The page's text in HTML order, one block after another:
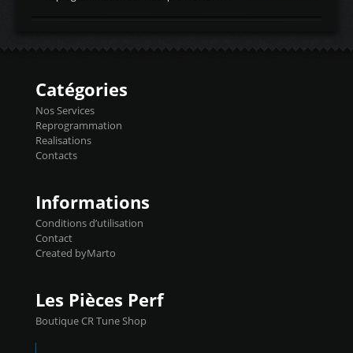
d'admissiontemp ex. pour atmo -30- 80°C
temperaturetemperature ldr moteurtemp
Injecteurs + Flashpro 1370€ TTC Le
précise et performante. Vous pourrez
basculer de la carto sans plomb à Ethanol à
l'aide du flashpro OPTION ECONOMIQUES
Reprog SP 98 sur le calculateur d'origine
450€ TTC Un gain d'environ 10cv et 15nm
Catégories
Nos Services
Reprogrammation
Realisations
Contacts
Informations
Conditions d’utilisation
Contact
Created byMarto
Les Pièces Perf
Boutique CR Tune Shop